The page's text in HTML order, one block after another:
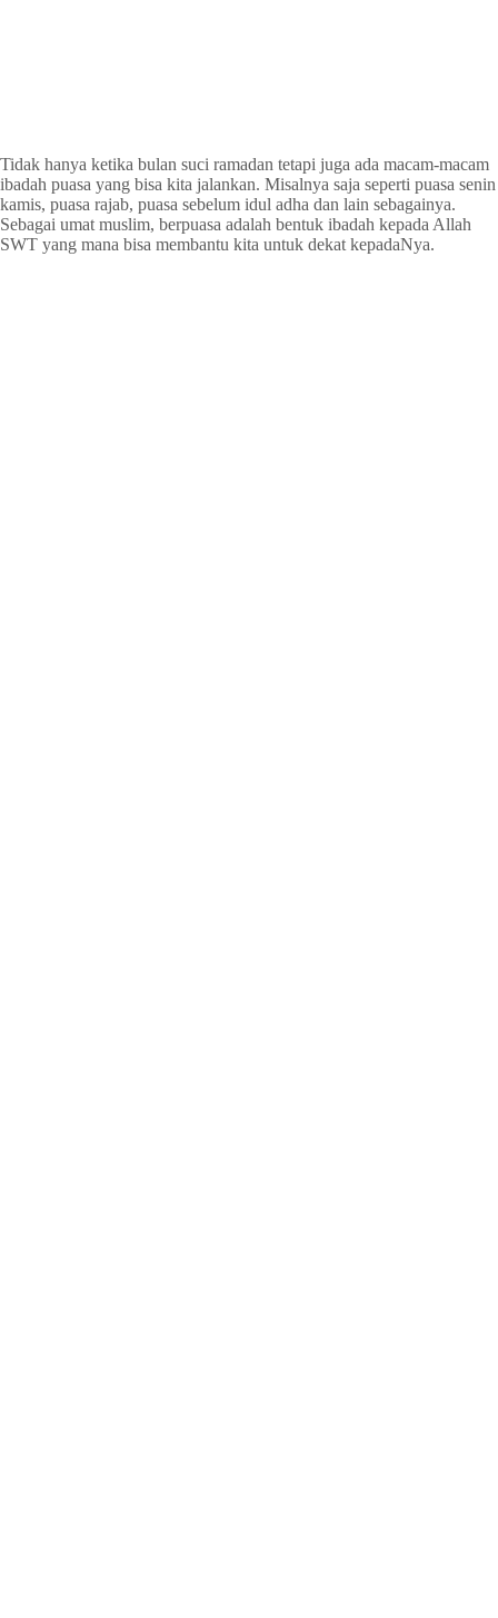
Tidak hanya ketika bulan suci ramadan tetapi juga ada macam-macam
ibadah puasa yang bisa kita jalankan. Misalnya saja seperti puasa senin
kamis, puasa rajab, puasa sebelum idul adha dan lain sebagainya.
Sebagai umat muslim, berpuasa adalah bentuk ibadah kepada Allah
SWT yang mana bisa membantu kita untuk dekat kepadaNya.